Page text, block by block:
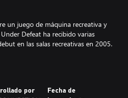
un juego de máquina recreativa y
Defeat ha recibido varias
en las salas recreativas en 2005.
con texturas más nítidas y cuatro
entre muchos otros.
por
Fecha de